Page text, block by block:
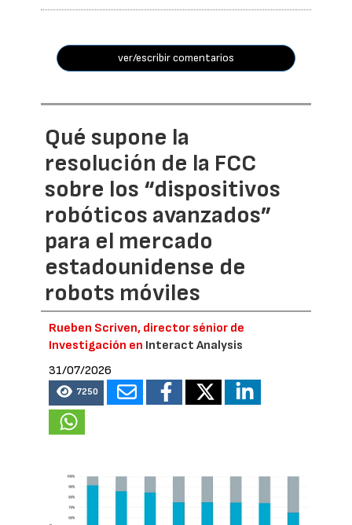
ver/escribir comentarios
Qué supone la
resolución de la FCC
sobre los “dispositivos
robóticos avanzados”
para el mercado
estadounidense de
robots móviles
Rueben Scriven, director sénior de
Investigación en Interact Analysis
31/07/2026
7250